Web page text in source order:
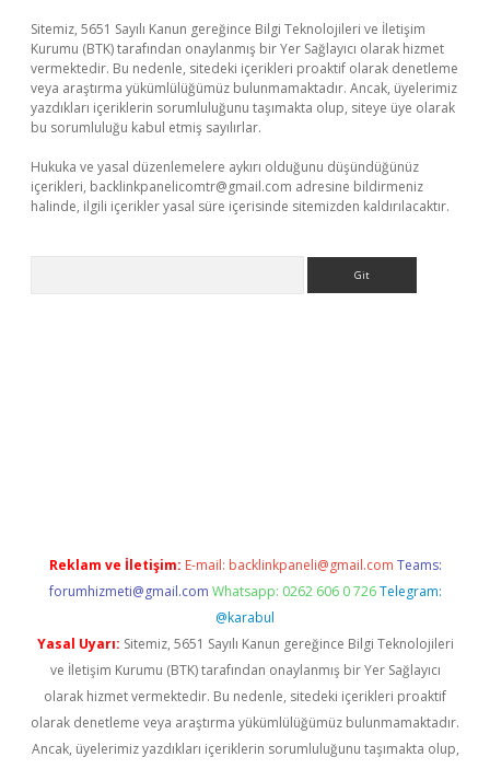
Sitemiz, 5651 Sayılı Kanun gereğince Bilgi Teknolojileri ve İletişim
Kurumu (BTK) tarafından onaylanmış bir Yer Sağlayıcı olarak hizmet
vermektedir. Bu nedenle, sitedeki içerikleri proaktif olarak denetleme
veya araştırma yükümlülüğümüz bulunmamaktadır. Ancak, üyelerimiz
yazdıkları içeriklerin sorumluluğunu taşımakta olup, siteye üye olarak
bu sorumluluğu kabul etmiş sayılırlar.
Hukuka ve yasal düzenlemelere aykırı olduğunu düşündüğünüz
içerikleri, backlinkpanelicomtr@gmail.com adresine bildirmeniz
halinde, ilgili içerikler yasal süre içerisinde sitemizden kaldırılacaktır.
Reklam ve İletişim: E-mail: backlinkpaneli@gmail.com Teams:
forumhizmeti@gmail.com Whatsapp: 0262 606 0 726 Telegram:
@karabul
Yasal Uyarı: Sitemiz, 5651 Sayılı Kanun gereğince Bilgi Teknolojileri
ve İletişim Kurumu (BTK) tarafından onaylanmış bir Yer Sağlayıcı
olarak hizmet vermektedir. Bu nedenle, sitedeki içerikleri proaktif
olarak denetleme veya araştırma yükümlülüğümüz bulunmamaktadır.
Ancak, üyelerimiz yazdıkları içeriklerin sorumluluğunu taşımakta olup,